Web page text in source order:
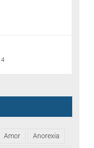
Amor Anorexia